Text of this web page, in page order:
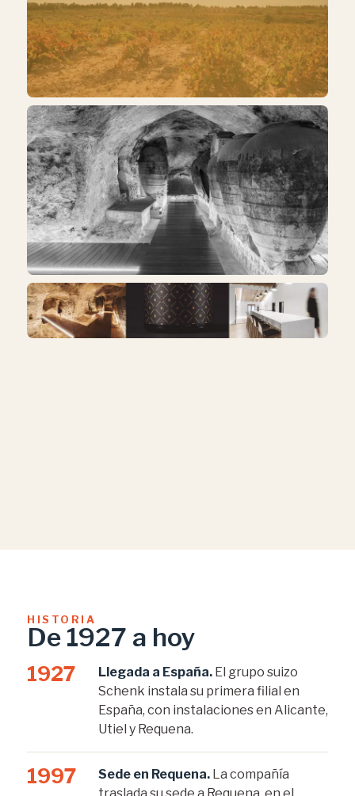
HISTORIA
De 1927 a hoy
1927 Llegada a España. El grupo suizo
Schenk instala su primera filial en
España, con instalaciones en Alicante,
Utiel y Requena.
1997 Sede en Requena. La compañía